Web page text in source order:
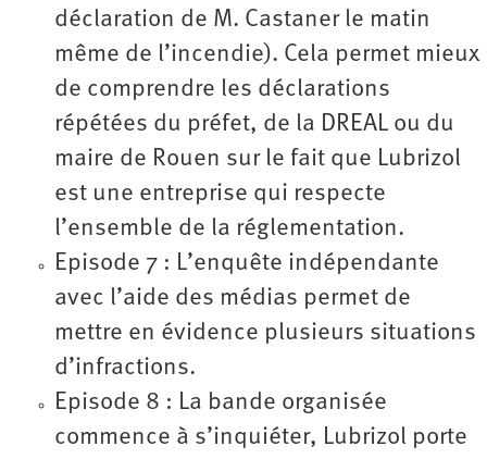
déclaration de M. Castaner le matin
même de l’incendie). Cela permet mieux
de comprendre les déclarations
répétées du préfet, de la DREAL ou du
maire de Rouen sur le fait que Lubrizol
est une entreprise qui respecte
l’ensemble de la réglementation.
Episode 7 : L’enquête indépendante
avec l’aide des médias permet de
mettre en évidence plusieurs situations
d’infractions.
Episode 8 : La bande organisée
commence à s’inquiéter, Lubrizol porte